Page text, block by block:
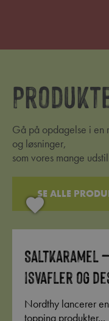
Gå på opdagelse i
og løsninger,
som vores mange
SE ALLE
Saltkaramel
isvafler og
Nordthy lancerer en nye serie af lækre, spændende
topping produkter...